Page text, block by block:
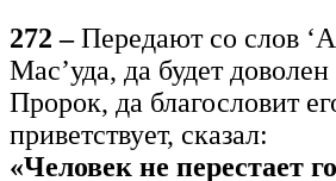
272 –Передают со слов
Мас’уда, да будет
Пророк, да благословит
приветствует, сказал:
«Человек не перестает